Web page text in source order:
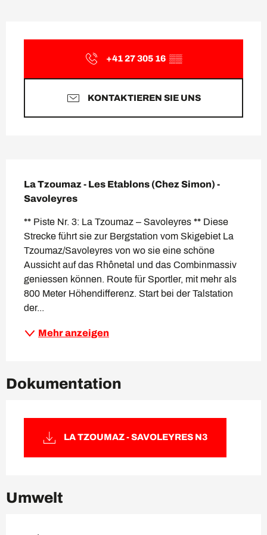
+41 27 305 16 ▒▒
KONTAKTIEREN SIE UNS
La Tzoumaz - Les Etablons (Chez Simon) -
Savoleyres
** Piste Nr. 3: La Tzoumaz – Savoleyres ** Diese
Strecke führt sie zur Bergstation vom Skigebiet La
Tzoumaz/Savoleyres von wo sie eine schöne
Aussicht auf das Rhônetal und das Combinmassiv
geniessen können. Route für Sportler, mit mehr als
800 Meter Höhendifferenz. Start bei der Talstation
der...
Mehr anzeigen
Dokumentation
LA TZOUMAZ - SAVOLEYRES N3
Umwelt